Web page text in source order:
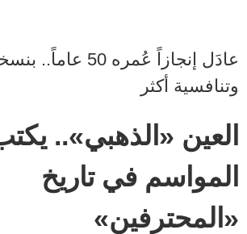
عادَل إنجازاً عُمره 50
وتنافسية أكثر
العين «الذهبي»..
المواسم في تاريخ
«المحترفين»